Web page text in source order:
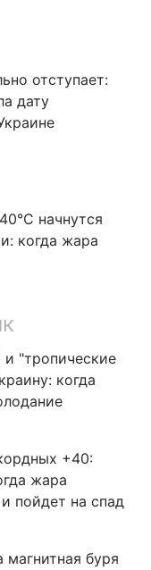
отступает:
дату
начнутся
когда жара
"тропические
когда
+40:
жара
пойдет на спад
буря